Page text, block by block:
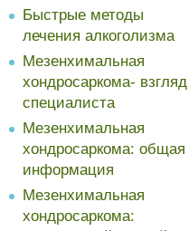
Быстрые методы
лечения алкоголизма
Мезенхимальная
хондросаркома- взгляд
специалиста
Мезенхимальная
хондросаркома: общая
информация
Мезенхимальная
хондросаркома: